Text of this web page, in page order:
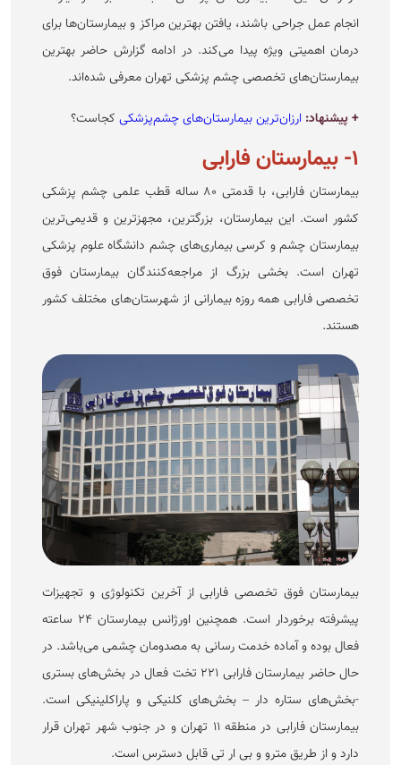
انجام عمل جراحی باشند، یافتن بهترین مراکز و بیمارستان‌ها برای
درمان اهمیتی ویژه پیدا می‌کند. در ادامه گزارش حاضر بهترین
بیمارستان‌های تخصصی چشم پزشکی تهران معرفی شده‌اند.
+ پیشنهاد: ارزان‌ترین بیمارستان‌های چشم‌پزشکی کجاست؟
۱- بیمارستان فارابی
بیمارستان فارابی، با قدمتی ۸۰ ساله قطب علمی چشم پزشکی
کشور است. این بیمارستان، بزرگترین، مجهزترین و قدیمی‌ترین
بیمارستان چشم و کرسی بیماری‌های چشم دانشگاه علوم پزشکی
تهران است. بخشی بزرگ از مراجعه‌کنندگان بیمارستان فوق
تخصصی فارابی همه روزه بیمارانی از شهرستان‌های مختلف کشور
هستند.
بیمارستان فوق تخصصی فارابی از آخرین تکنولوژی و تجهیزات
پیشرفته برخوردار است. همچنین اورژانس بیمارستان ۲۴ ساعته
فعال بوده و آماده خدمت رسانی به مصدومان چشمی می‌باشد. در
حال حاضر بیمارستان فارابی ۲۲۱ تخت فعال در بخش‌های بستری
-بخش‌های ستاره دار – بخش‌های کلنیکی و پاراکلینیکی است.
بیمارستان فارابی در منطقه ۱۱ تهران و در جنوب شهر تهران قرار
دارد و از طریق مترو و بی ار تی قابل دسترس است.